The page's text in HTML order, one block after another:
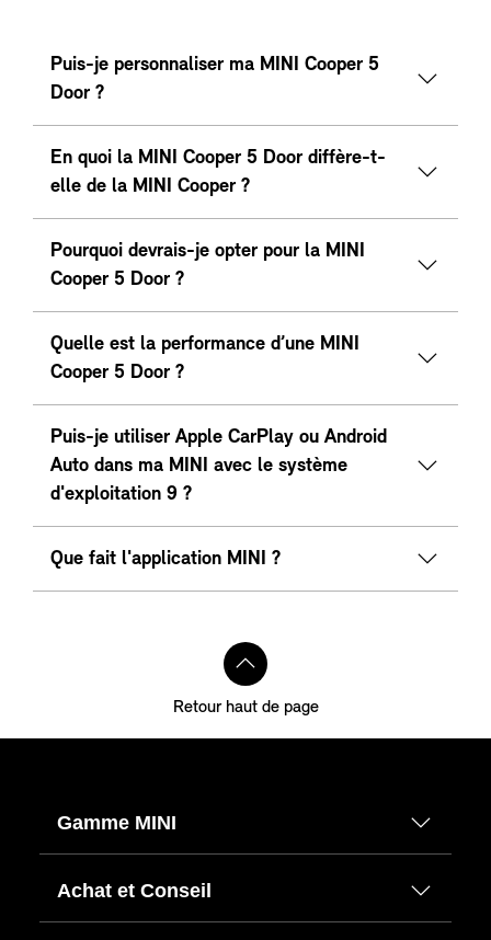
Puis-je personnaliser ma MINI Cooper 5
Door ?
En quoi la MINI Cooper 5 Door diffère-t-
elle de la MINI Cooper ?
Pourquoi devrais-je opter pour la MINI
Cooper 5 Door ?
Quelle est la performance d’une MINI
Cooper 5 Door ?
Puis-je utiliser Apple CarPlay ou Android
Auto dans ma MINI avec le système
d'exploitation 9 ?
Que fait l'application MINI ?
Retour haut de page
Gamme MINI
Achat et Conseil